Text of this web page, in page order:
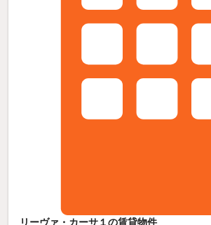
リーヴァ・カーサ１の賃貸物件